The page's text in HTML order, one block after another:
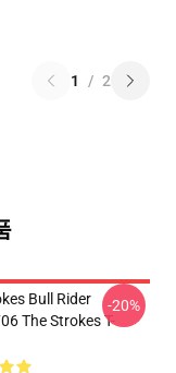
1 / 2
Bull Rider
The Strokes T-
-20%